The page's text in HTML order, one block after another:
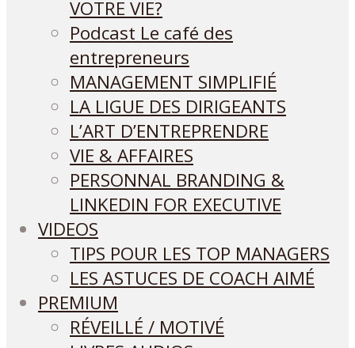
VOTRE VIE?
Podcast Le café des
entrepreneurs
MANAGEMENT SIMPLIFIÉ
LA LIGUE DES DIRIGEANTS
L’ART D’ENTREPRENDRE
VIE & AFFAIRES
PERSONNAL BRANDING &
LINKEDIN FOR EXECUTIVE
VIDEOS
TIPS POUR LES TOP MANAGERS
LES ASTUCES DE COACH AIMÉ
PREMIUM
RÉVEILLÉ / MOTIVÉ